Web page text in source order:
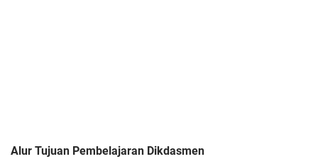
Alur Tujuan Pembelajaran Dikdasmen